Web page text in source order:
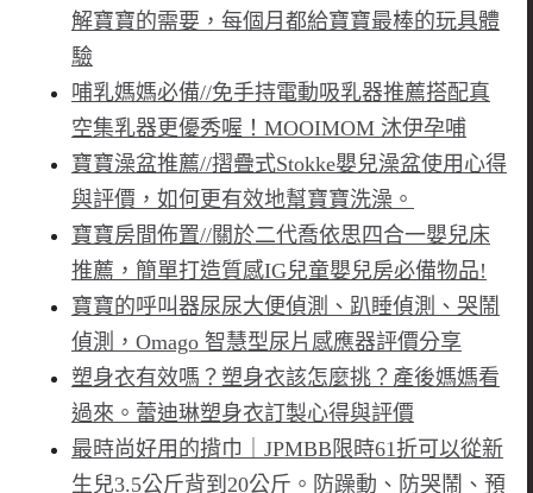
解寶寶的需要，每個月都給寶寶最棒的玩具體
驗
哺乳媽媽必備//免手持電動吸乳器推薦搭配真
空集乳器更優秀喔！MOOIMOM 沐伊孕哺
寶寶澡盆推薦//摺疊式Stokke嬰兒澡盆使用心得
與評價，如何更有效地幫寶寶洗澡。
寶寶房間佈置//關於二代喬依思四合一嬰兒床
推薦，簡單打造質感IG兒童嬰兒房必備物品!
寶寶的呼叫器尿尿大便偵測、趴睡偵測、哭鬧
偵測，Omago 智慧型尿片感應器評價分享
塑身衣有效嗎？塑身衣該怎麼挑？產後媽媽看
過來。蕾迪琳塑身衣訂製心得與評價
最時尚好用的揹巾｜JPMBB限時61折可以從新
生兒3.5公斤背到20公斤。防躁動、防哭鬧、預